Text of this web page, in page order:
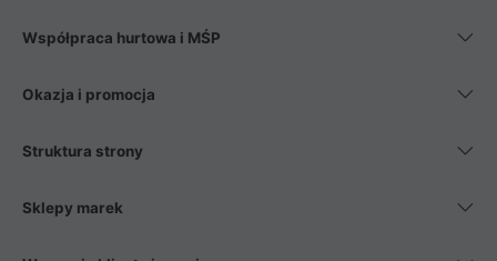
Współpraca hurtowa i MŚP
Okazja i promocja
Struktura strony
Sklepy marek